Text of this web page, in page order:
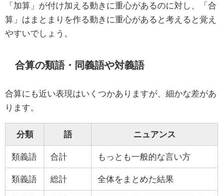
「加算」が付け加える動きに重心があるのに対し、「合
算」はまとまりを作る動きに重心があると考えると覚え
やすいでしょう。
合算の類語・同義語や対義語
合算にも近い表現はいくつかありますが、細かな差があ
ります。
分類 語 ニュアンス
類義語 合計 もっとも一般的な言い方
類義語 総計 全体をまとめた結果